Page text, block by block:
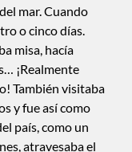
mar. Cuando
o cinco días.
misa, hacía
¡Realmente
También visitaba
y fue así como
país, como un
atravesaba el